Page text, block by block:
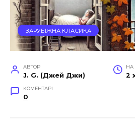
ЗАРУБІЖНА КЛАСИКА
АВТОР
J. G. (Джей Джи)
НА
2
КОМЕНТАРІ
0